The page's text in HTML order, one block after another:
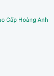
Cấp Hoàng Anh